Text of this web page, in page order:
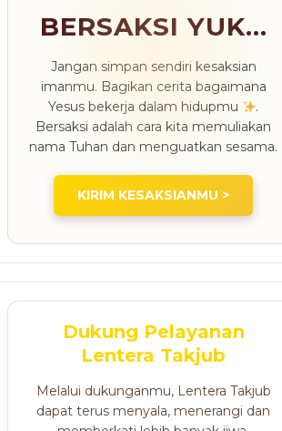
BERSAKSI YUK...
Jangan simpan sendiri kesaksian
imanmu. Bagikan cerita bagaimana
Yesus bekerja dalam hidupmu
.
Bersaksi adalah cara kita memuliakan
nama Tuhan dan menguatkan sesama.
KIRIM KESAKSIANMU >
Dukung Pelayanan
Lentera Takjub
Melalui dukunganmu, Lentera Takjub
dapat terus menyala, menerangi dan